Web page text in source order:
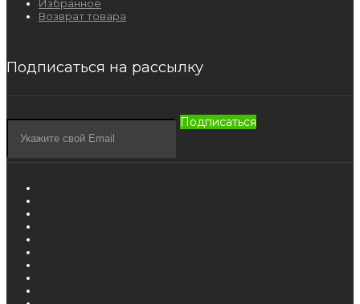
Избранное
Возврат товара
Подписаться на рассылку
Подписаться